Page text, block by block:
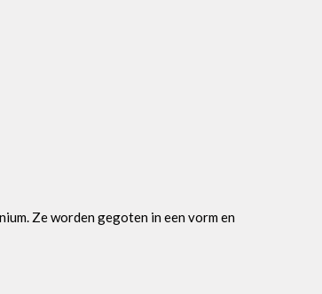
Ze worden gegoten in een vorm en